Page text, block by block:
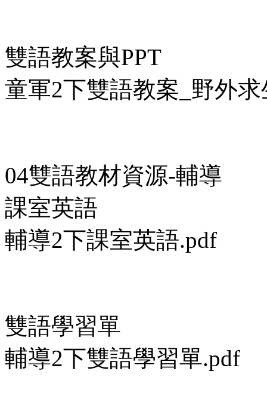
雙語教案與PPT
童軍2下雙語教案_野外
04雙語教材資源-輔導
課室英語
輔導2下課室英語.pdf
雙語學習單
輔導2下雙語學習單.pdf